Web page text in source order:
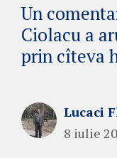
Un
Ciolacu a
prin cîteva
Lucaci
8 iulie